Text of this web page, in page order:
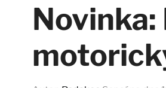
Novinka: